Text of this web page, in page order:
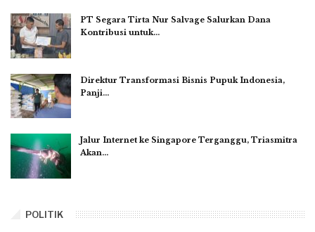
PT Segara Tirta Nur Salvage Salurkan Dana
Kontribusi untuk…
Direktur Transformasi Bisnis Pupuk Indonesia,
Panji…
Jalur Internet ke Singapore Terganggu, Triasmitra
Akan…
POLITIK